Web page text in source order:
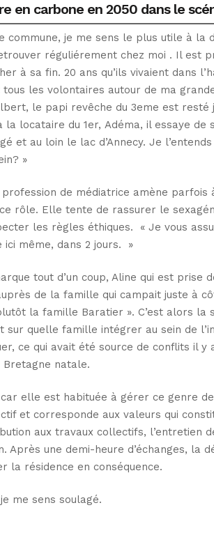
en carbone en 2050 dans le
commune, je me sens le plus utile à la
réguliérement chez moi . Il est
à sa fin. 20 ans qu’ils vivaient dans
les volontaires autour de ma
le papi revêche du 3eme est resté
locataire du 1er, Adéma, il essaye de
au loin le lac d’Annecy. Je l’entends
»
de médiatrice amène parfois
rôle. Elle tente de rassurer le
les règles éthiques. « Je vous
ici même, dans 2 jours. »
tout d’un coup, Aline qui est prise
de la famille qui campait juste à
la famille Baratier ». C’est alors la
quelle famille intégrer au sein de
ce qui avait été source de conflits il y
natale.
elle est habituée à gérer ce genre
et corresponde aux valeurs qui
aux travaux collectifs, l’entretien
une demi-heure d’échanges, la
la résidence en conséquence.
me sens soulagé.